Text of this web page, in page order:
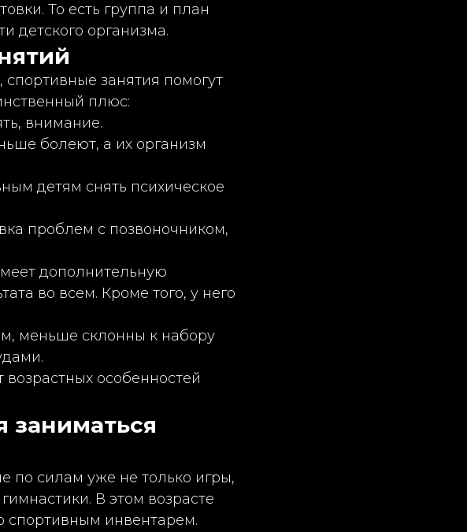
То есть группа и план
детского организма.
занятия помогут
плюс:
внимание.
болеют, а их организм
детям снять психическое
проблем с позвоночником,
дополнительную
во всем. Кроме того, у него
меньше склонны к набору
особенностей
заниматься
по силам уже не только игры,
В этом возрасте
спортивным инвентарем.